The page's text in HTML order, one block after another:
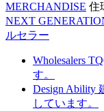
MERCHANDISE 住
NEXT
ルセラー
Wholesalers
す。
Design Ability
しています。